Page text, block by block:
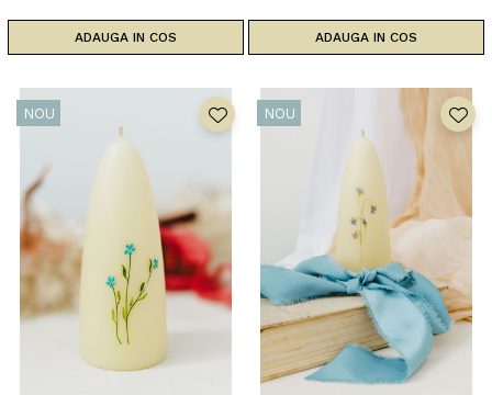
ADAUGA IN COS ADAUGA IN COS
NOU NOU